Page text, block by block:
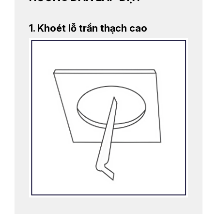
1. Khoét lỗ trần thạch cao